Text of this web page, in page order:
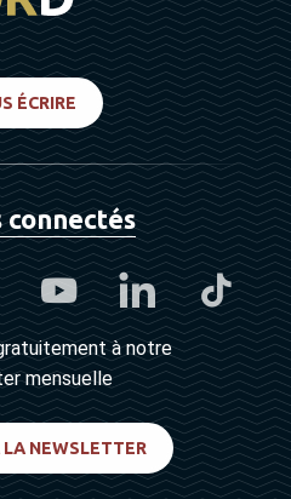
ÉCRIRE
connectés
à notre
mensuelle
LA NEWSLETTER